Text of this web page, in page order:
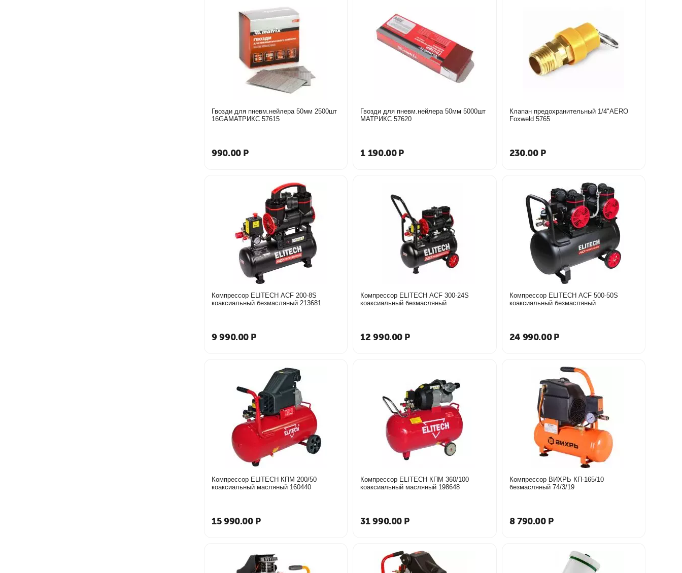
Гвозди для пневм.нейлера 50мм 2500шт
16GAМАТРИКС 57615
990.00 Р
Гвозди для пневм.нейлера 50мм 5000шт
МАТРИКС 57620
1 190.00 Р
Клапан предохранительный 1/4"AERO
Foxweld 5765
230.00 Р
Компрессор ELITECH ACF 200-8S
коаксиальный безмасляный 213681
9 990.00 Р
Компрессор ELITECH ACF 300-24S
коаксиальный безмасляный
12 990.00 Р
Компрессор ELITECH ACF 500-50S
коаксиальный безмасляный
24 990.00 Р
Компрессор ELITECH КПМ 200/50
коаксиальный масляный 160440
15 990.00 Р
Компрессор ELITECH КПМ 360/100
коаксиальный масляный 198648
31 990.00 Р
Компрессор ВИХРЬ КП-165/10
безмасляный 74/3/19
8 790.00 Р